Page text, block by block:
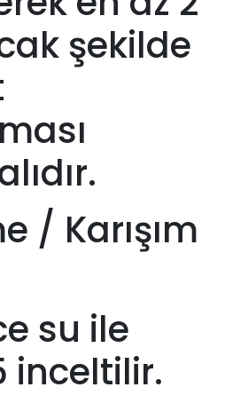
şekilde
/ Karışım
su ile
inceltilir.